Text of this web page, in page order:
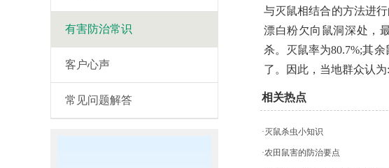
有害防治常识
客户心声
常见问题解答
与灭鼠相结合的方法进
漂白粉欠向鼠洞深处，
杀。灭鼠率为80.7%;其
了。因此，当地群众认
相关热点
·灭鼠杀虫小知识
·农田鼠害的防治要点